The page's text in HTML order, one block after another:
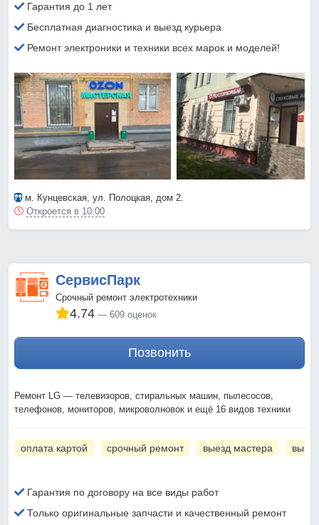
Гарантия до 1 лет
Бесплатная диагностика и выезд курьера
Ремонт электроники и техники всех марок и моделей!
м. Кунцевская, ул. Полоцкая, дом 2.
Откроется в 10:00
СервисПарк
Срочный ремонт электротехники
4.74 609 оценок
Позвонить
Ремонт LG — телевизоров, стиральных машин, пылесосов,
телефонов, мониторов, микроволновок и ещё 16 видов техники
оплата картой срочный ремонт выезд мастера
Гарантия по договору на все виды работ
Только оригинальные запчасти и качественный ремонт